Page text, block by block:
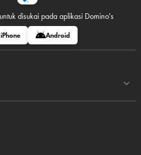
disukai pada aplikasi Domino's
iPhone Android